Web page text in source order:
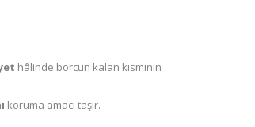
hâlinde borcun kalan kısmının
koruma amacı taşır.